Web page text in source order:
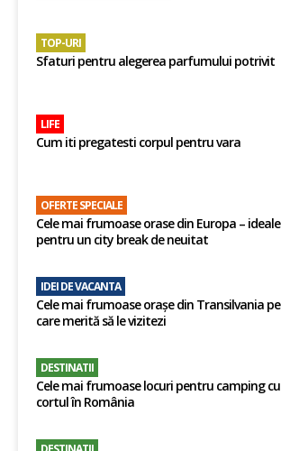
TOP-URI
Sfaturi pentru alegerea parfumului potrivit
LIFE
Cum iti pregatesti corpul pentru vara
OFERTE SPECIALE
Cele mai frumoase orase din Europa – ideale
pentru un city break de neuitat
IDEI DE VACANTA
Cele mai frumoase orașe din Transilvania pe
care merită să le vizitezi
DESTINATII
Cele mai frumoase locuri pentru camping cu
cortul în România